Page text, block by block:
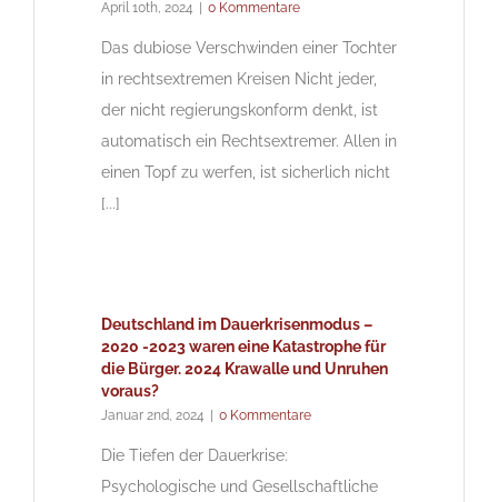
April 10th, 2024 | 0 Kommentare
Das dubiose Verschwinden einer Tochter
in rechtsextremen Kreisen Nicht jeder,
der nicht regierungskonform denkt, ist
automatisch ein Rechtsextremer. Allen in
einen Topf zu werfen, ist sicherlich nicht
[...]
Deutschland im Dauerkrisenmodus –
2020 -2023 waren eine Katastrophe für
die Bürger. 2024 Krawalle und Unruhen
voraus?
Januar 2nd, 2024 | 0 Kommentare
Die Tiefen der Dauerkrise:
Psychologische und Gesellschaftliche